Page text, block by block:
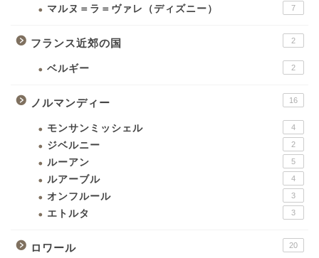
マルヌ＝ラ＝ヴァレ（ディズニー） 7
フランス近郊の国 2
ベルギー 2
ノルマンディー 16
モンサンミッシェル 4
ジベルニー 2
ルーアン 5
ルアーブル 4
オンフルール 3
エトルタ 3
ロワール 20